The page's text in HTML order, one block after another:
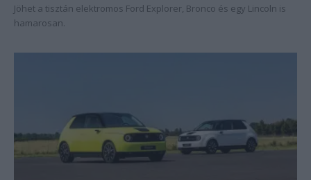
Jöhet a tisztán elektromos Ford Explorer, Bronco és egy Lincoln is
hamarosan.